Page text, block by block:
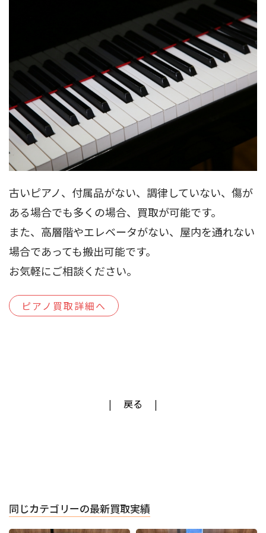
古いピアノ、付属品がない、調律していない、傷が
ある場合でも多くの場合、買取が可能です。
また、高層階やエレベータがない、屋内を通れない
場合であっても搬出可能です。
お気軽にご相談ください。
ピアノ買取詳細へ
戻る
同じカテゴリーの最新買取実績